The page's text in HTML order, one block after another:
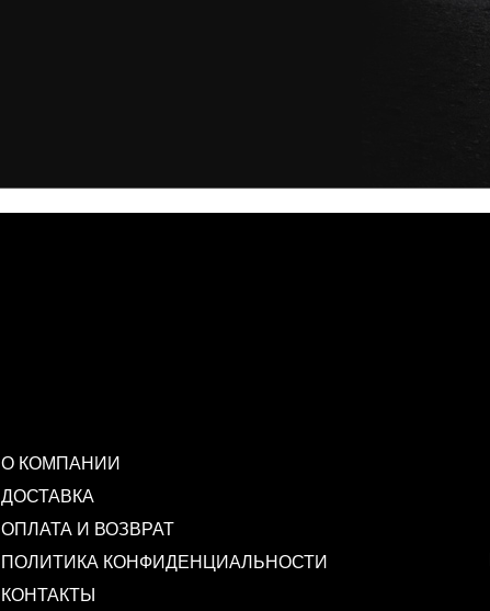
О КОМПАНИИ
ДОСТАВКА
ОПЛАТА И ВОЗВРАТ
ПОЛИТИКА КОНФИДЕНЦИАЛЬНОСТИ
КОНТАКТЫ